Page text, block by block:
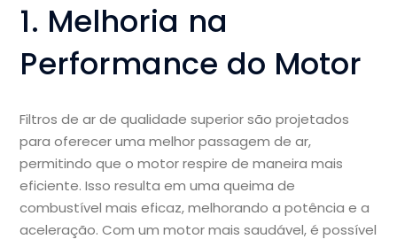
1. Melhoria na
Performance do Motor
Filtros de ar de qualidade superior são projetados
para oferecer uma melhor passagem de ar,
permitindo que o motor respire de maneira mais
eficiente. Isso resulta em uma queima de
combustível mais eficaz, melhorando a potência e a
aceleração. Com um motor mais saudável, é possível